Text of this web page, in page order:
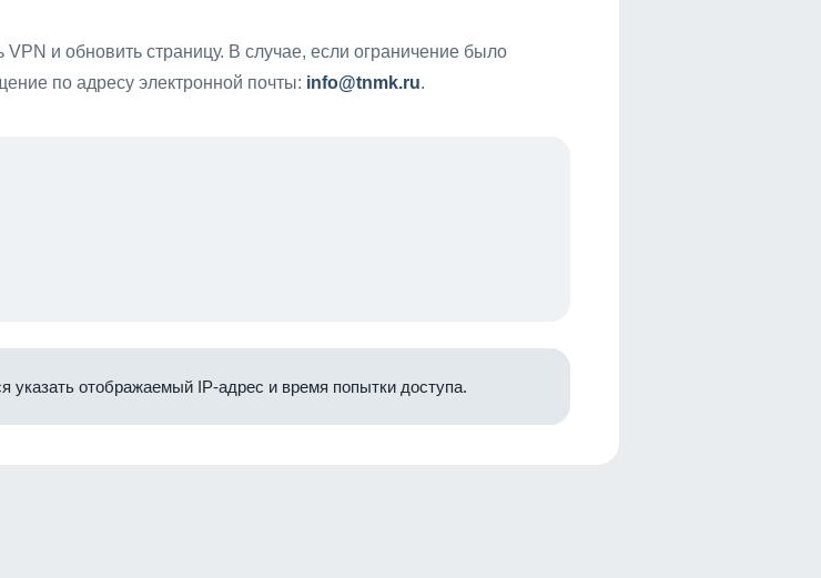
и обновить страницу. В случае, если ограничение было
по адресу электронной почты: info@tnmk.ru.
отображаемый IP-адрес и время попытки доступа.